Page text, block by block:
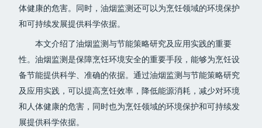
体健康的危害。同时，油烟监测还可以为烹饪领域的环境保护
和可持续发展提供科学依据。
本文介绍了油烟监测与节能策略研究及应用实践的重要
性。油烟监测是保障烹饪环境安全的重要手段，能够为烹饪设
备节能提供科学、准确的依据。通过油烟监测与节能策略研究
及应用实践，可以提高烹饪效率，降低能源消耗，减少对环境
和人体健康的危害，同时也为烹饪领域的环境保护和可持续发
展提供科学依据。